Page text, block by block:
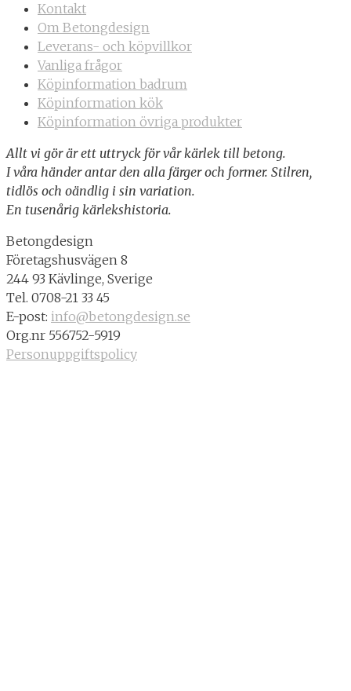
Kontakt
Om Betongdesign
Leverans- och köpvillkor
Vanliga frågor
Köpinformation badrum
Köpinformation kök
Köpinformation övriga produkter
Allt vi gör är ett uttryck för vår kärlek till betong.
I våra händer antar den alla färger och former. Stilren,
tidlös och oändlig i sin variation.
En tusenårig kärlekshistoria.
Betongdesign
Företagshusvägen 8
244 93 Kävlinge, Sverige
Tel. 0708-21 33 45
E-post: info@betongdesign.se
Org.nr 556752-5919
Personuppgiftspolicy